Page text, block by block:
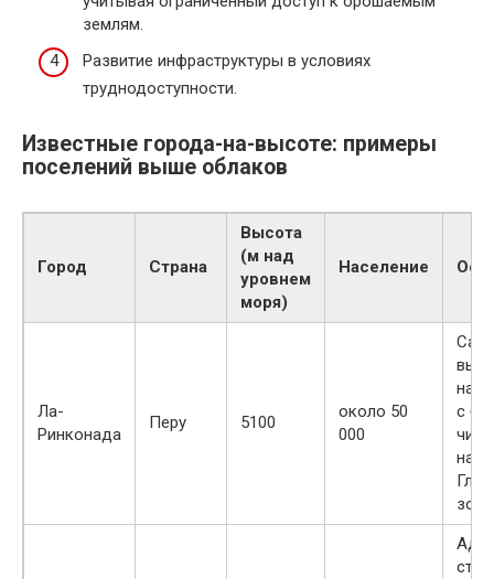
землям.
Развитие инфраструктуры в условиях
труднодоступности.
Известные города-на-высоте: примеры
поселений выше облаков
Город Страна
Высота
(м над
уровнем
моря)
Население
Ла-
Ринконада
Перу 5100
около 50
000
с